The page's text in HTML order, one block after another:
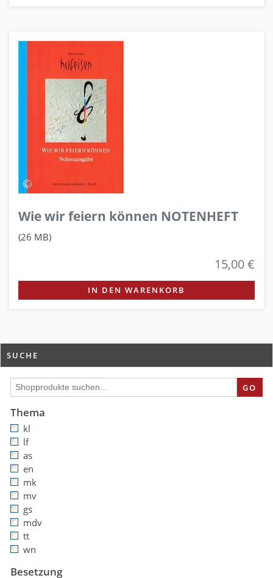
Wie wir feiern können NOTENHEFT
(26 MB)
15,00 €
IN DEN WARENKORB
SUCHE
GO
Thema
kl
lf
as
en
mk
mv
gs
mdv
tt
wn
Besetzung